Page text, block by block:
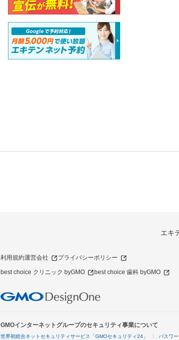
エキ
利用規約運営会社 プライバシーポリシー
best choice クリニック byGMO best choice 歯科 byGMO
GMOインターネットグループのセキュリティ事業について
世界初総合ネットセキュリティサービス「GMOセキュリティ24」 パスワ